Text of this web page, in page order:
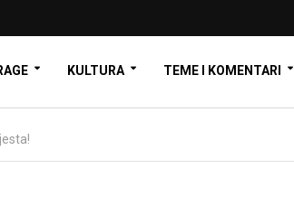
KULTURA TEME I KOMENTARI